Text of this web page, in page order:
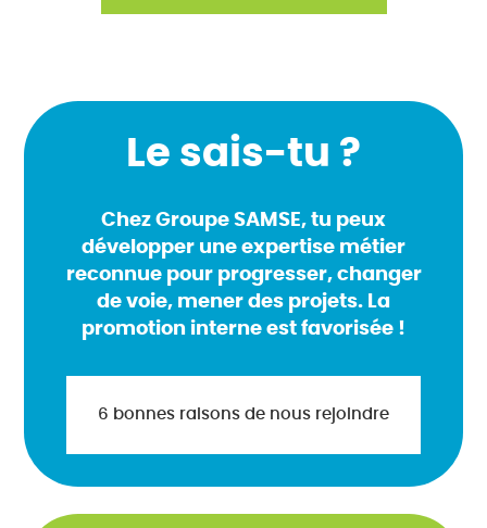
Le sais-tu ?
Chez Groupe SAMSE, tu peux
développer une expertise métier
reconnue pour progresser, changer
de voie, mener des projets. La
promotion interne est favorisée !
6 bonnes raisons de nous rejoindre